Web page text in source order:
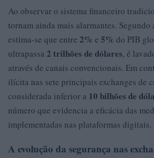
Ao observar o sistema financeiro
tornam ainda mais alarmantes.
estima-se que entre 2% e 5% do PIB
ultrapassa 2 trilhões de dólares, é
através de canais convencionais. Em
ilícita nas sete principais exchanges de
considerada inferior a 10 bilhões de
número que evidencia a eficácia das
implementadas nas plataformas digitais.
A evolução da segurança nas